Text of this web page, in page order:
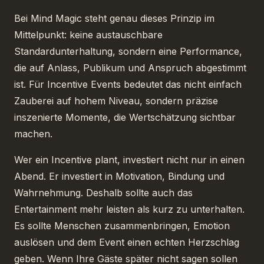
Bei Mind Magic steht genau dieses Prinzip im
Mittelpunkt: keine austauschbare
Standardunterhaltung, sondern eine Performance,
die auf Anlass, Publikum und Anspruch abgestimmt
ist. Für Incentive Events bedeutet das nicht einfach
Zauberei auf hohem Niveau, sondern präzise
inszenierte Momente, die Wertschätzung sichtbar
machen.
Wer ein Incentive plant, investiert nicht nur in einen
Abend. Er investiert in Motivation, Bindung und
Wahrnehmung. Deshalb sollte auch das
Entertainment mehr leisten als kurz zu unterhalten.
Es sollte Menschen zusammenbringen, Emotion
auslösen und dem Event einen echten Herzschlag
geben. Wenn Ihre Gäste später nicht sagen sollen